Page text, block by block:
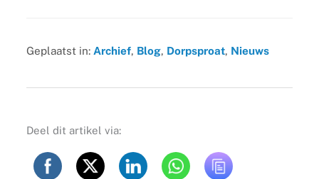
Geplaatst in: Archief, Blog, Dorpsproat, Nieuws
Deel dit artikel via: